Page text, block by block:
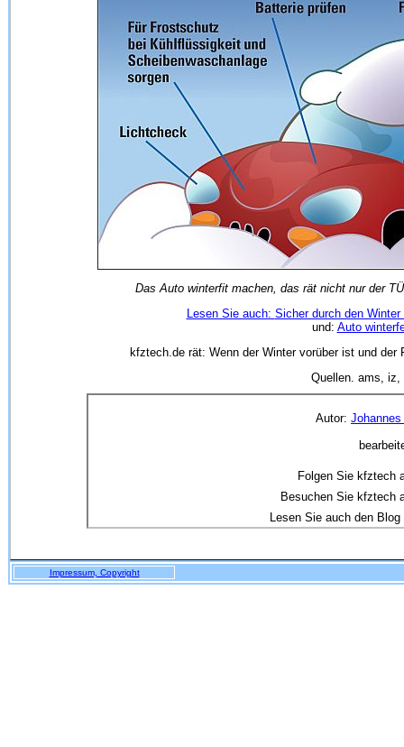
Das Auto winterfit machen, das rät nicht nur der
Lesen Sie auch: Sicher durch den
und: Auto
kfztech.de rät: Wenn der Winter vorüber ist und
Quellen. ams, iz,
Autor:
Folgen Sie kfztech
Besuchen Sie kfztech
Lesen Sie auch den
Impressum, Copyright